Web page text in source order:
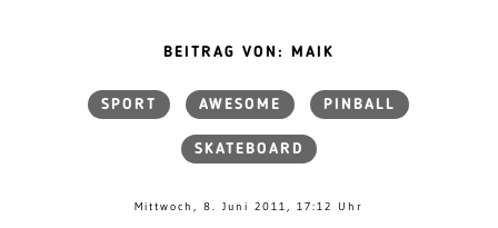
BEITRAG VON: MAIK
SPORT AWESOME PINBALL
SKATEBOARD
Mittwoch, 8. Juni 2011, 17:12 Uhr